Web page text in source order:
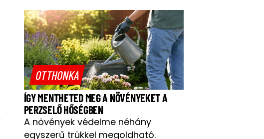
OTTHONKA
ÍGY MENTHETED MEG A NÖVÉNYEKET A
PERZSELŐ HŐSÉGBEN
A növények védelme néhány
egyszerű trükkel megoldható.